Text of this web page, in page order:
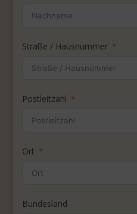
Straße / Hausnummer
Postleitzahl
Ort
Bundesland